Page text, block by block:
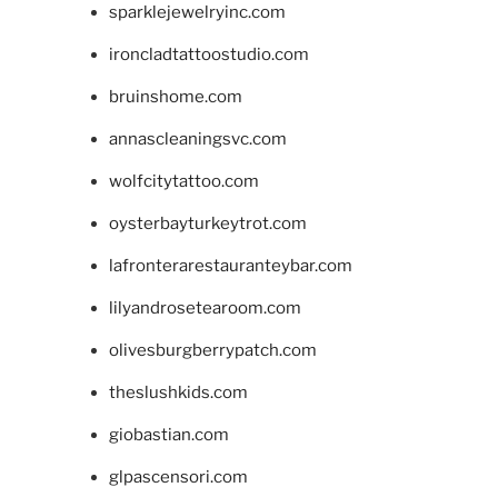
sparklejewelryinc.com
ironcladtattoostudio.com
bruinshome.com
annascleaningsvc.com
wolfcitytattoo.com
oysterbayturkeytrot.com
lafronterarestauranteybar.com
lilyandrosetearoom.com
olivesburgberrypatch.com
theslushkids.com
giobastian.com
glpascensori.com